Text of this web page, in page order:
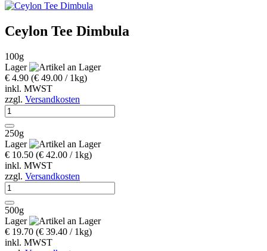
Ceylon Tee Dimbula
100g
Lager
€ 4.90 (€ 49.00 / 1kg)
inkl. MWST
zzgl. Versandkosten
250g
Lager
€ 10.50 (€ 42.00 / 1kg)
inkl. MWST
zzgl. Versandkosten
500g
Lager
€ 19.70 (€ 39.40 / 1kg)
inkl. MWST